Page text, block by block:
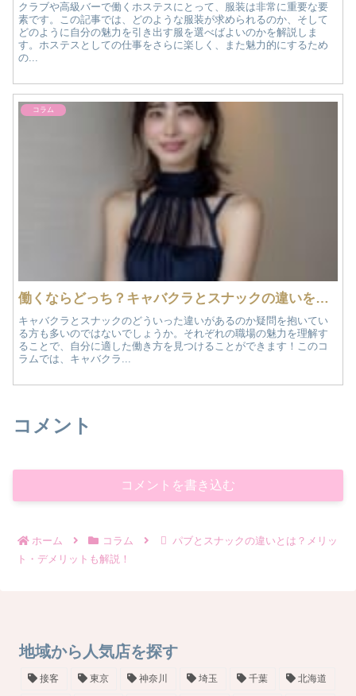
クラブや高級バーで働くホステスにとって、服装は非常に重要な要
素です。この記事では、どのような服装が求められるのか、そして
どのように自分の魅力を引き出す服を選べばよいのかを解説しま
す。ホステスとしての仕事をさらに楽しく、また魅力的にするため
の...
コラム
働くならどっち？キャバクラとスナックの違いを徹底解説！
キャバクラとスナックのどういった違いがあるのか疑問を抱いてい
る方も多いのではないでしょうか。それぞれの職場の魅力を理解す
ることで、自分に適した働き方を見つけることができます！このコ
ラムでは、キャバクラ...
コメント
コメントを書き込む
ホーム コラム
パブとスナックの違いとは？メリッ
ト・デメリットも解説！
地域から人気店を探す
接客 東京 神奈川 埼玉 千葉 北海道